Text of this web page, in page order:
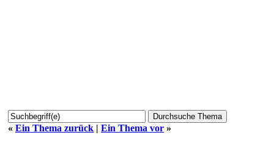
« Ein Thema zurück | Ein Thema vor »